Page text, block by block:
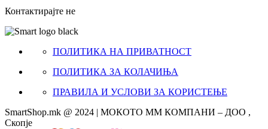
Контактирајте не
ПОЛИТИКА НА ПРИВАТНОСТ
ПОЛИТИКА ЗА КОЛАЧИЊА
ПРАВИЛА И УСЛОВИ ЗА КОРИСТЕЊЕ
SmartShop.mk @ 2024 | МОКОТО ММ КОМПАНИ – ДОО ,
Скопје